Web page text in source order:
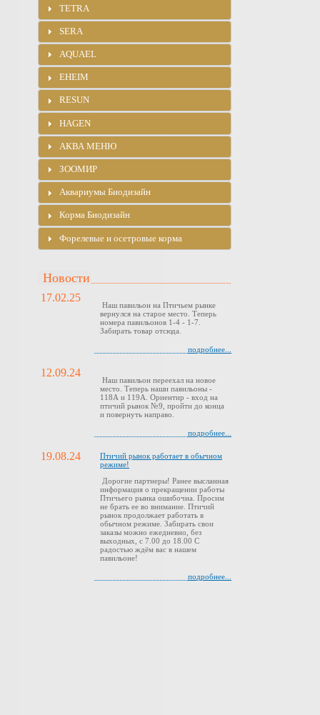
TETRA
SERA
AQUAEL
EHEIM
RESUN
HAGEN
АКВА МЕНЮ
ЗООМИР
Аквариумы Биодизайн
Корма Биодизайн
Форелевые и осетровые корма
Новости
17.02.25
Наш павильон на Птичьем рынке
вернулся на старое место. Теперь
номера павильонов 1-4 - 1-7.
Забирать товар отсюда.
подробнее...
12.09.24
Наш павильон переехал на новое
место. Теперь наши павильоны -
118А и 119А. Ориентир - вход на
птичий рынок №9, пройти до конца
и повернуть направо.
подробнее...
19.08.24
Птичий рынок работает в обычном
режиме!
Дорогие партнеры! Ранее высланная
информация о прекращении работы
Птичьего рынка ошибочна. Просим
не брать ее во внимание. Птичий
рынок продолжает работать в
обычном режиме. Забирать свои
заказы можно ежедневно, без
выходных, с 7.00 до 18.00 С
радостью ждём вас в нашем
павильоне!
подробнее...